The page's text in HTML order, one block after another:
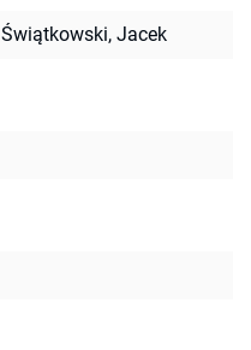
Świątkowski, Jacek